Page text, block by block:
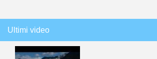
Ultimi video